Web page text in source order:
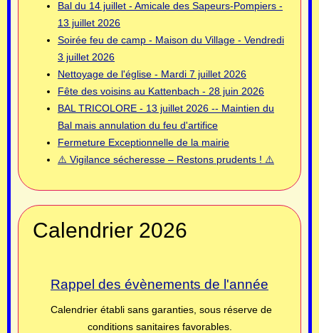
Bal du 14 juillet - Amicale des Sapeurs-Pompiers -
13 juillet 2026
Soirée feu de camp - Maison du Village - Vendredi
3 juillet 2026
Nettoyage de l'église - Mardi 7 juillet 2026
Fête des voisins au Kattenbach - 28 juin 2026
BAL TRICOLORE - 13 juillet 2026 -- Maintien du
Bal mais annulation du feu d'artifice
Fermeture Exceptionnelle de la mairie
⚠️ Vigilance sécheresse – Restons prudents ! ⚠️
Calendrier 2026
Rappel des évènements de l'année
Calendrier établi sans garanties, sous réserve de
conditions sanitaires favorables.